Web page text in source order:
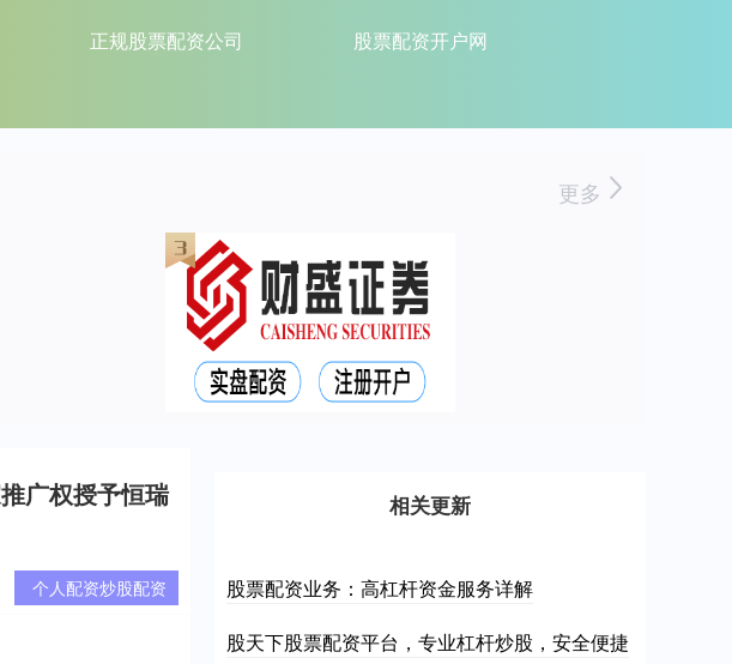
正规股票配资公司 股票配资开户网
更多
广权授予恒瑞
个人配资炒股配资
相关更新
股票配资业务：高杠杆资金服务详解
股天下股票配资平台，专业杠杆炒股，安全便捷